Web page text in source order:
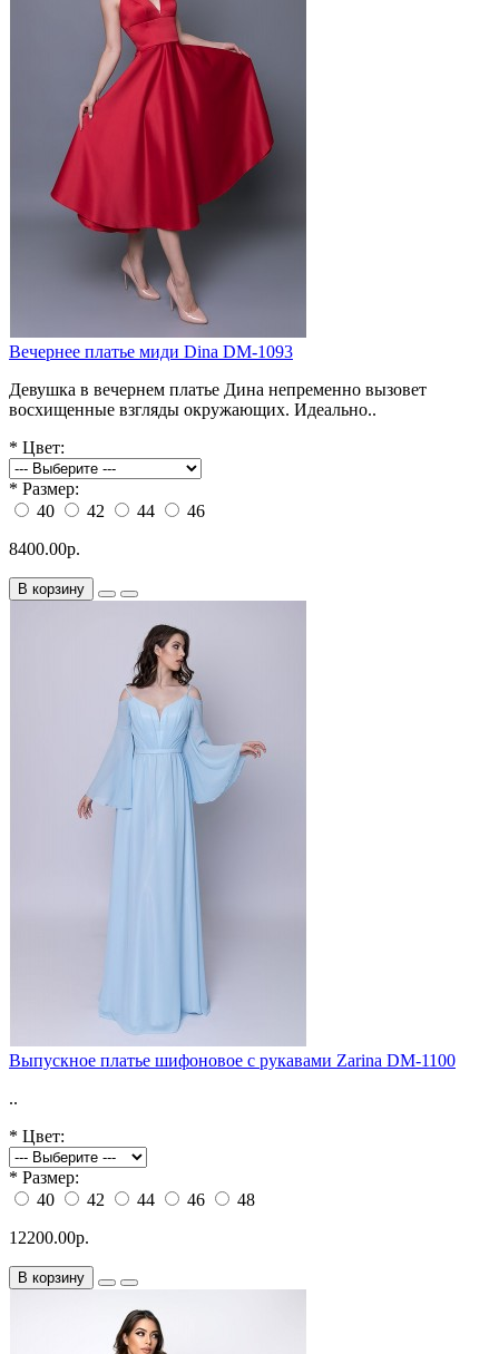
Вечернее платье миди Dina DM-1093
Девушка в вечернем платье Дина непременно вызовет
восхищенные взгляды окружающих. Идеально..
* Цвет:
* Размер:
40
42 44
46
8400.00р.
В корзину
Выпускное платье шифоновое с рукавами Zarina DM-1100
..
* Цвет:
* Размер:
40
42 44 46
48
12200.00р.
В корзину